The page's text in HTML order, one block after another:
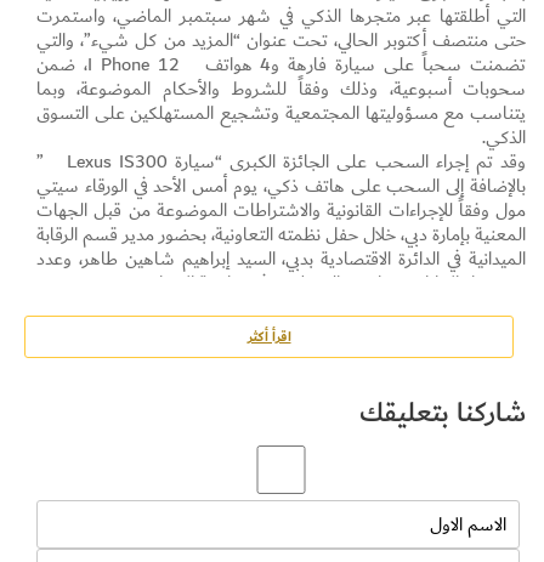
التي أطلقتها عبر متجرها الذكي في شهر سبتمبر الماضي، واستمرت
حتى منتصف أكتوبر الحالي، تحت عنوان “المزيد من كل شيء”، والتي
تضمنت سحباً على سيارة فارهة و4 هواتف I Phone 12، ضمن
سحوبات أسبوعية، وذلك وفقاً للشروط والأحكام الموضوعة، وبما
يتناسب مع مسؤوليتها المجتمعية وتشجيع المستهلكين على التسوق
الذكي.
وقد تم إجراء السحب على الجائزة الكبرى “سيارة Lexus IS300 ”
بالإضافة إلى السحب على هاتف ذكي، يوم أمس الأحد في الورقاء سيتي
مول وفقاً للإجراءات القانونية والاشتراطات الموضوعة من قبل الجهات
المعنية بإمارة دبي، خلال حفل نظمته التعاونية، بحضور مدير قسم الرقابة
الميدانية في الدائرة الاقتصادية بدبي، السيد إبراهيم شاهين طاهر، وعدد
من مدراء الإدارات ونوابهم والموظفين في تعاونية الاتحاد.
دهشان، كما كان قد فاز بالسحوبات الأسبوعية الماضية بهواتف ذكية
من نوع I Phone 12 التي جرت خلال فترة المسابقة من 15 سبتمبر
الاجتماعية سابقاً، كلاً من السيد عبدول كوليتو بالأسبوع الأول، ورمزان
فيروز خان في الأسبوع الثاني، وكادريك كافلك بالأسبوع الثالث.
وأكد الدكتور سهيل البستكي مدير إدارة السعادة والتسويق في تعاونية
انطلقت الشهر الماضي لكافة المتسوقين بمختلف جنسياتهم الدخول
للسحب على الجوائز سواء السيارة الفارهة أو الهواتف الذكية في حال
قيامهم بتحميل التطبيق والتسوق بقيمة لا تقل عن 100 درهم فقط،
اقرأ أكثر
شاركنا بتعليقك